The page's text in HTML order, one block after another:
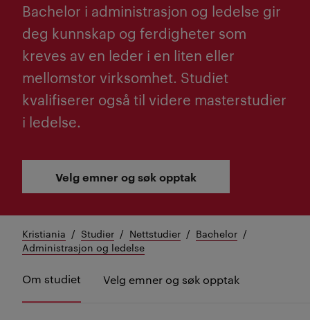
Bachelor i administrasjon og ledelse gir
deg kunnskap og ferdigheter som
kreves av en leder i en liten eller
mellomstor virksomhet. Studiet
kvalifiserer også til videre masterstudier
i ledelse.
Velg emner og søk opptak
Kristiania Studier Nettstudier
Bachelor
Administrasjon og ledelse
Om studiet Velg emner og søk opptak